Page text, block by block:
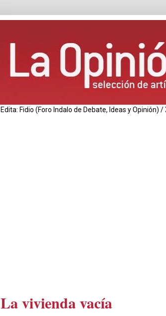
Edita: Fidio (Foro Indalo de Debate, Ideas y
La vivienda vacía